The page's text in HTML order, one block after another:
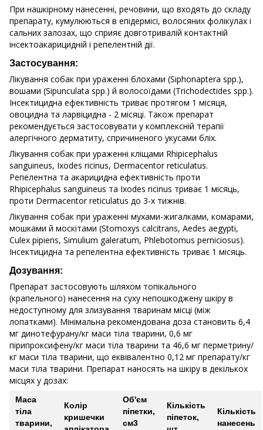
При нашкірному нанесенні, речовини, що входять до складу
препарату, кумулюються в епідермісі, волосяних фолікулах і
сальних залозах, що сприяє довготривалій контактній
інсектоакарицидній і репелентній дії.
Застосування:
Лікування собак при ураженні блохами (Siphonaptera spp.),
вошами (Sipunculata spp.) й волосоїдами (Trichodectides spp.).
Інсектицидна ефективність триває протягом 1 місяця,
овоцидна та ларвіцидна - 2 місяці. Також препарат
рекомендується застосовувати у комплексній терапії
алергічного дерматиту, спричиненого укусами бліх.
Лікування собак при ураженні кліщами Rhipicephalus
sanguineus, Ixodes ricinus, Dermacentor reticulatus.
Репелентна та акарицидна ефективність проти
Rhipicephalus sanguineus та Ixodes ricinus триває 1 місяць,
проти Dermacentor reticulatus до 3-х тижнів.
Лікування собак при ураженні мухами-жигалками, комарами,
мошками й москітами (Stomoxys calcitrans, Aedes aegypti,
Culex pipiens, Simulium galeratum, Phlebotomus perniciosus).
Інсектицидна та репелентна ефективність триває 1 місяць.
Дозування:
Препарат застосовують шляхом топікального
(крапельного) нанесення на суху непошкоджену шкіру в
недоступному для злизування тваринам місці (між
лопатками). Мінімальна рекомендована доза становить 6,4
мг динотефурану/кг маси тіла тварини, 0,6 мг
пірипроксифену/кг маси тіла тварини та 46,6 мг перметрину/
кг маси тіла тварини, що еквівалентно 0,12 мг препарату/кг
маси тіла тварини. Препарат наносять на шкіру в декількох
місцях у дозах:
Маса
тіла
тварини,
Колір
кришечки
Об'єм
піпетки,
см3
Кількість
піпеток,
Кількість
нанесень